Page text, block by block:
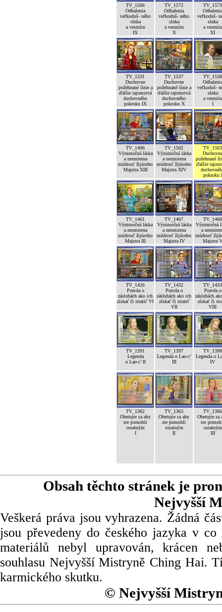
TV_1566
Odhalenia
veľkoduš- ného
slnka
a vesmíru
IX
TV_1572
Odhalenia
veľkoduš- ného
slnka
a vesmíru
X
TV_1573
Odhalenia
veľkoduš-
slnka
a vesmíru
XI
TV_1531
Duchovne
požehnané línie a
ďalšie tajomstvá
duchovného
pokroku IX
TV_1537
Duchovne
požehnané línie a
ďalšie tajomstvá
duchovného
pokroku X
TV_1538
Odhalenia
veľkoduš-
slnka
a vesmíru
I
TV_1496
Výnimočná láska
a nesmierna
múdrosť žijúceho
Majstra XIII
TV_1502
Výnimočná láska
a nesmierna
múdrosť žijúceho
Majstra XIV
TV_1503
Duchovne
požehnané
ďalšie
pokroku I
TV_1461
Výnimočná láska
a nesmierna
múdrosť žijúceho
Majstra III
TV_1467
Výnimočná láska
a nesmierna
múdrosť žijúceho
Majstra IV
TV_1468
Výnimočná
a
múdrosť
Majstra V
TV_1426
Pravda o
zásluhách ako ich
získať či stratiť VI
TV_1432
Pravda o
zásluhách ako ich
získať či stratiť
VII
TV_1433
Pravda o
zásluhách
získať či
VIII
TV_1391
Legenda
o Lao-c’ II
TV_1397
Legenda o Lao-c’
III
TV_1398
Legenda o
IV
TV_1362
Obetujte sa aby
ste pomohli
ostatným
I
TV_1363
Obetujte sa aby
ste pomohli
ostatným
II
TV_1366
Obetujte sa
ste
ostatným
III
Obsah těchto stránek je
Nejvyšší
Veškerá práva jsou vyhrazena. Žádná
jsou převedeny do českého jazyka v
materiálů nebyl upravován, krácen
souhlasu Nejvyšší Mistryně Ching Hai.
karmického skutku.
© Nejvyšší